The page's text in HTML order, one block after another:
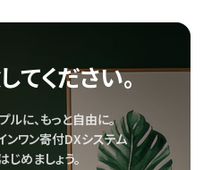
てください。
ルに、もっと自由に。
ワン寄付DXシステム
めましょう。